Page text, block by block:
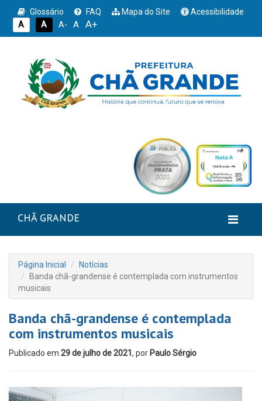
Glossário FAQ Mapa do Site
Acessibilidade
A
A A- A A+
CHÃ GRANDE
Página Inicial
Notícias
Banda chã-grandense é contemplada com instrumentos
musicais
Banda chã-grandense é contemplada
com instrumentos musicais
Publicado em 29 de julho de 2021 , por Paulo Sérgio